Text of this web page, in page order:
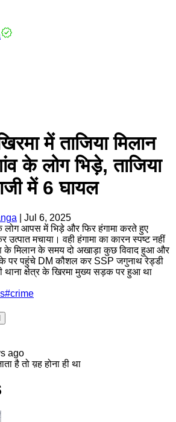
में ताजिया मिलान
के लोग भिड़े, ताजिया
में 6 घायल
Jul 6, 2025
लोग आपस में भिड़े और फिर हंगामा करते हुए
उत्पात मचाया। वही हंगामा का कारन स्पष्ट नहीं
के मिलान के समय दो अखाड़ा कुछ विवाद हुआ और
पर पहुंचे DM कौशल कर SSP जगुनाथ रेड्डी
थाना क्षेत्र के खिरमा मुख्य सड़क पर हुआ था
#crime
ago
है तो य़ह होना ही था